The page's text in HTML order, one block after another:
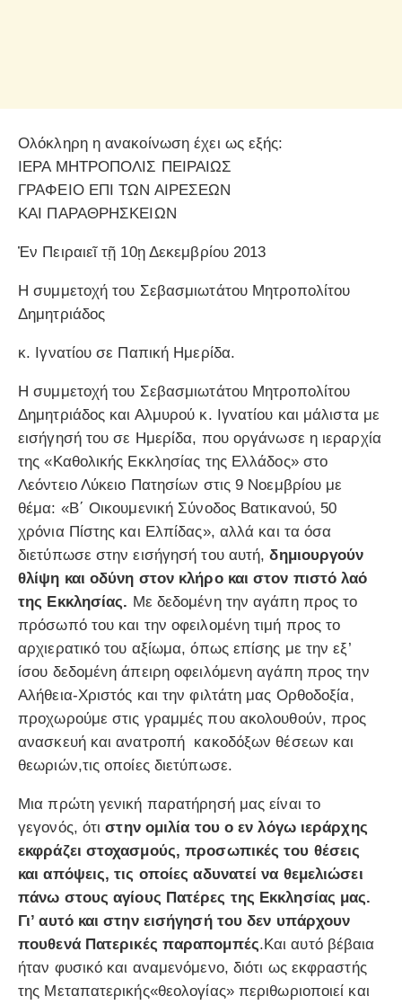
Ολόκληρη η ανακοίνωση έχει ως εξής:
ΙΕΡΑ ΜΗΤΡΟΠΟΛΙΣ ΠΕΙΡΑΙΩΣ
ΓΡΑΦΕΙΟ ΕΠΙ ΤΩΝ ΑΙΡΕΣΕΩΝ
ΚΑΙ ΠΑΡΑΘΡΗΣΚΕΙΩΝ
Ἐν Πειραιεῖ τῇ 10ῃ Δεκεμβρίου 2013
Η συμμετοχή του Σεβασμιωτάτου Μητροπολίτου
Δημητριάδος
κ. Ιγνατίου σε Παπική Ημερίδα.
Η συμμετοχή του Σεβασμιωτάτου Μητροπολίτου
Δημητριάδος και Αλμυρού κ. Ιγνατίου και μάλιστα με
εισήγησή του σε Hμερίδα, που οργάνωσε η ιεραρχία
της «Καθολικής Εκκλησίας της Ελλάδος» στο
Λεόντειο Λύκειο Πατησίων στις 9 Νοεμβρίου με
θέμα: «Β΄ Οικουμενική Σύνοδος Βατικανού, 50
χρόνια Πίστης και Ελπίδας», αλλά και τα όσα
διετύπωσε στην εισήγησή του αυτή,δημιουργούν
θλίψη και οδύνη στον κλήρο και στον πιστό λαό
της Εκκλησίας. Με δεδομένη την αγάπη προς το
πρόσωπό του και την οφειλομένη τιμή προς το
αρχιερατικό του αξίωμα, όπως επίσης με την εξ’
ίσου δεδομένη άπειρη οφειλόμενη αγάπη προς την
Αλήθεια-Χριστός και την φιλτάτη μας Ορθοδοξία,
προχωρούμε στις γραμμές που ακολουθούν, προς
ανασκευή και ανατροπή κακοδόξων θέσεων και
θεωριών,τις οποίες διετύπωσε.
Μια πρώτη γενική παρατήρησή μας είναι το
γεγονός, ότι στην ομιλία του ο εν λόγω ιεράρχης
εκφράζει στοχασμούς, προσωπικές του θέσεις
και απόψεις, τις οποίες αδυνατεί να θεμελιώσει
πάνω στους αγίους Πατέρες της Εκκλησίας μας.
Γι’ αυτό και στην εισήγησή του δεν υπάρχουν
πουθενά Πατερικές παραπομπές.Και αυτό βέβαια
ήταν φυσικό και αναμενόμενο, διότι ως εκφραστής
της Μεταπατερικής«θεολογίας» περιθωριοποιεί και